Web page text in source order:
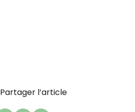
Partager l’article